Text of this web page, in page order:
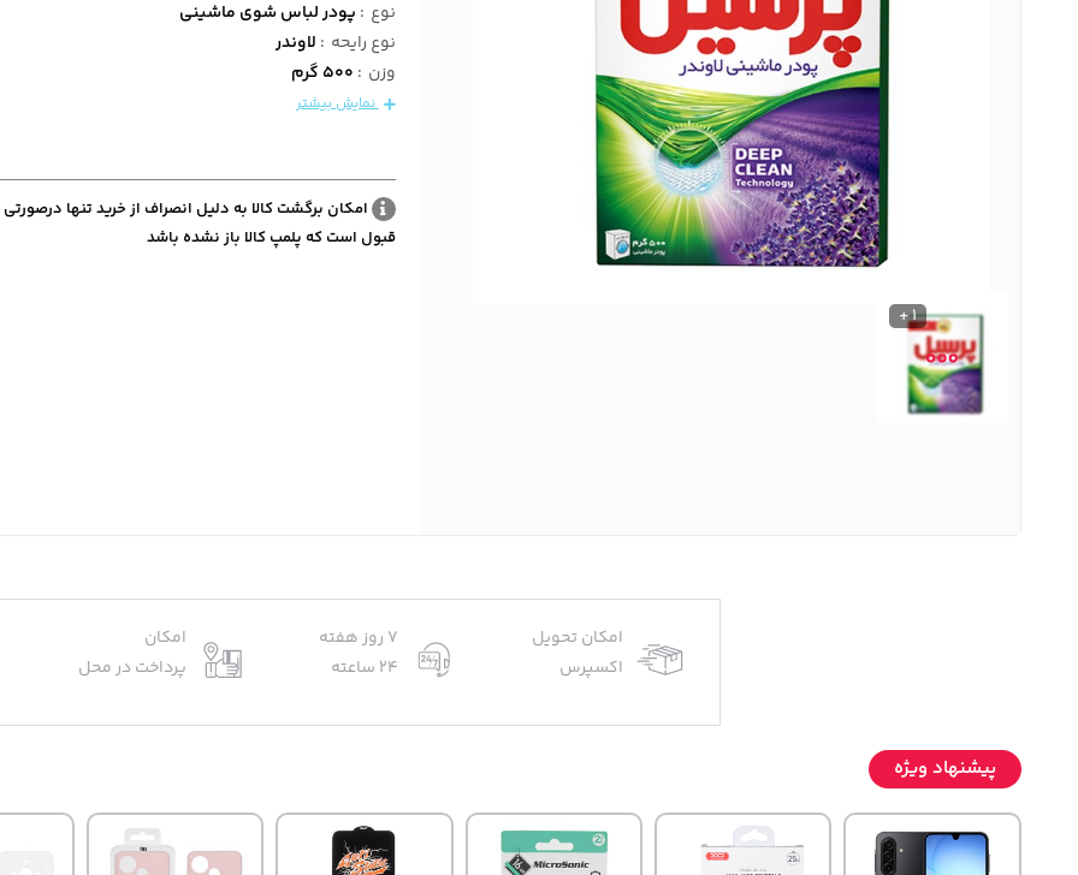
نوشیدنی ها
روشنایی و الکتریکی
1 +
نوع : پودر لباس شوی ماشینی
نوع رایحه : لاوندر
وزن : 500 گرم
نمایش بیشتر
امکان برگشت کالا به دلیل انصراف از خرید تنها
قبول است که پلمپ کالا باز نشده باشد
امکان تحویل
اکسپرس
7 روز هفته
24 ساعته
امکان
پرداخت در محل
پیشنهاد ویژه